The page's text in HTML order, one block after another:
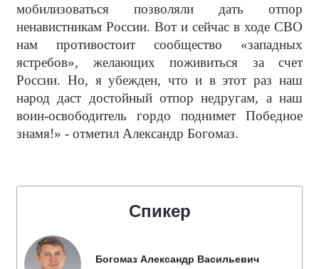
мобилизоваться позволяли дать отпор
ненавистникам России. Вот и сейчас в ходе СВО
нам противостоит сообщество «западных
ястребов», желающих поживиться за счет
России. Но, я убежден, что и в этот раз наш
народ даст достойный отпор недругам, а наш
воин-освободитель гордо поднимет Победное
знамя!» - отметил Александр Богомаз.
Спикер
Богомаз Александр Васильевич